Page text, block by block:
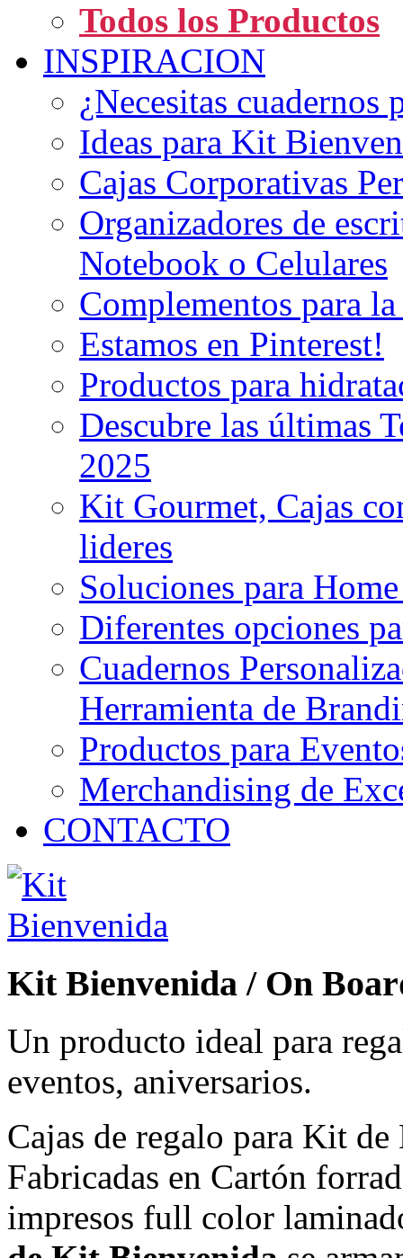
Todos los Productos
INSPIRACION
¿Necesitas
Ideas para Kit
Cajas Corporativas
Organizadores de
Notebook o Celulares
Complementos para
Estamos en Pinterest!
Productos para
Descubre las últimas
2025
Kit Gourmet, Cajas
lideres
Soluciones para
Diferentes opciones
Cuadernos
Herramienta de
Productos para
Merchandising de
CONTACTO
Kit Bienvenida / On
Un producto ideal para
eventos, aniversarios.
Cajas de regalo para Kit
Fabricadas en Cartón
impresos full color